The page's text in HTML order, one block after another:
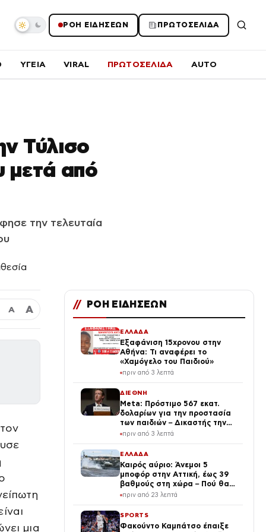
ΡΟΗ ΕΙΔΗΣΕΩΝ ΠΡΩΤΟΣΕΛΙΔΑ
ΥΓΕΙΑ VIRAL ΠΡΩΤΟΣΕΛΙΔΑ AUTO
Τύλισο
μετά από
την τελευταία
Α Α
μια
// ΡΟΗ ΕΙΔΗΣΕΩΝ
ΕΛΛΑΔΑ
Εξαφάνιση 15χρονου στην
Αθήνα: Τι αναφέρει το
«Χαμόγελο του Παιδιού»
πριν από 3 λεπτά
ΔΙΕΘΝΗ
Meta: Πρόστιμο 567 εκατ.
δολαρίων για την προστασία
των παιδιών – Δικαστής την
χαρακτήρισε «δημόσιο
πριν από 3 λεπτά
ΕΛΛΑΔΑ
Καιρός αύριο: Άνεμοι 5
μποφόρ στην Αττική, έως 39
βαθμούς στη χώρα – Πού θα
βρέξει
πριν από 23 λεπτά
SPORTS
Φακούντο Καμπάτσο έπαιξε